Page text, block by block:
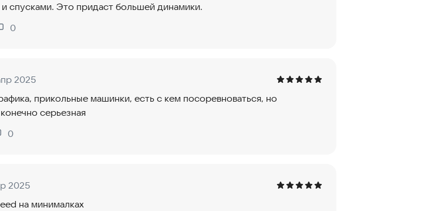
спусками. Это придаст большей динамики.
0
2025
прикольные машинки, есть с кем посоревноваться, но
серьезная
0
2025
на минималках